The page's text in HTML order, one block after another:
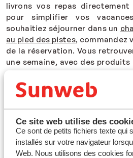
Ce site web utilise des
Ce sont de petits fichiers texte qui
installés sur votre navigateur
Web. Nous utilisons des cookies
livrons vos repas
pour simplifier vos
souhaitiez séjourner dans un
au pied des pistes, commandez
de la réservation. Vous
une semaine, avec des
temps et d'éviter les files
que vous puissiez profiter
au ski sans tracas. Plus
courses ou de chercher un
station.
Des box repas pour vous